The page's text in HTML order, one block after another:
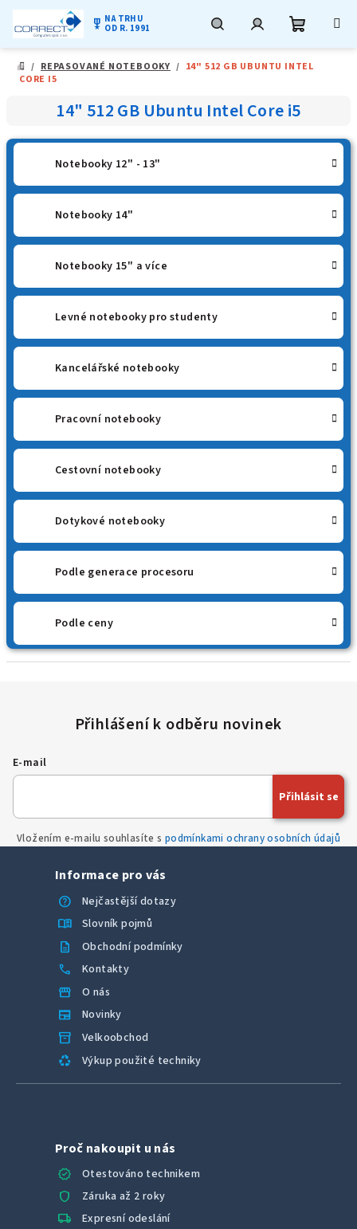
obsah
military_tech NA TRHU
OD R. 1991
DOMŮ
/ REPASOVANÉ NOTEBOOKY / 14" 512 GB UBUNTU INTEL
CORE I5
14" 512 GB Ubuntu Intel Core i5
Notebooky 12" - 13"
Notebooky 14"
Notebooky 15" a více
Levné notebooky pro studenty
Kancelářské notebooky
Pracovní notebooky
Cestovní notebooky
Dotykové notebooky
Podle generace procesoru
Podle ceny
E-mail
Vložením e-mailu souhlasíte s podmínkami ochrany osobních údajů
Přihlásit se
Informace pro vás
help
Nejčastější dotazy
menu_book Slovník pojmů
description Obchodní podmínky
call Kontakty
storefront O nás
newspaper Novinky
inventory_2 Velkoobchod
recycling Výkup použité techniky
Proč nakoupit u nás
verified
Otestováno technikem
shield Záruka až 2 roky
local_shipping Expresní odeslání